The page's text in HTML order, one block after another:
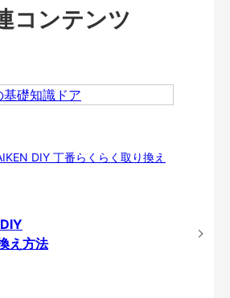
コンテンツ
え方法